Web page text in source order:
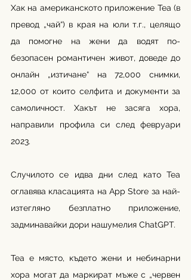
Хак на американското приложение Tea (в
превод „чай“) в края на юли т.г., целящо
да помогне на жени да водят по-
безопасен романтичен живот, доведе до
онлайн „изтичане“ на 72,000 снимки,
12,000 от които селфита и документи за
самоличност. Хакът не засяга хора,
направили профила си след февруари
2023.
Случилото се идва дни след като Tea
оглавява класацията на App Store за най-
изтегляно безплатно приложение,
задминавайки дори нашумелия ChatGPT.
Tea е място, където жени и небинарни
хора могат да маркират мъже с „червен